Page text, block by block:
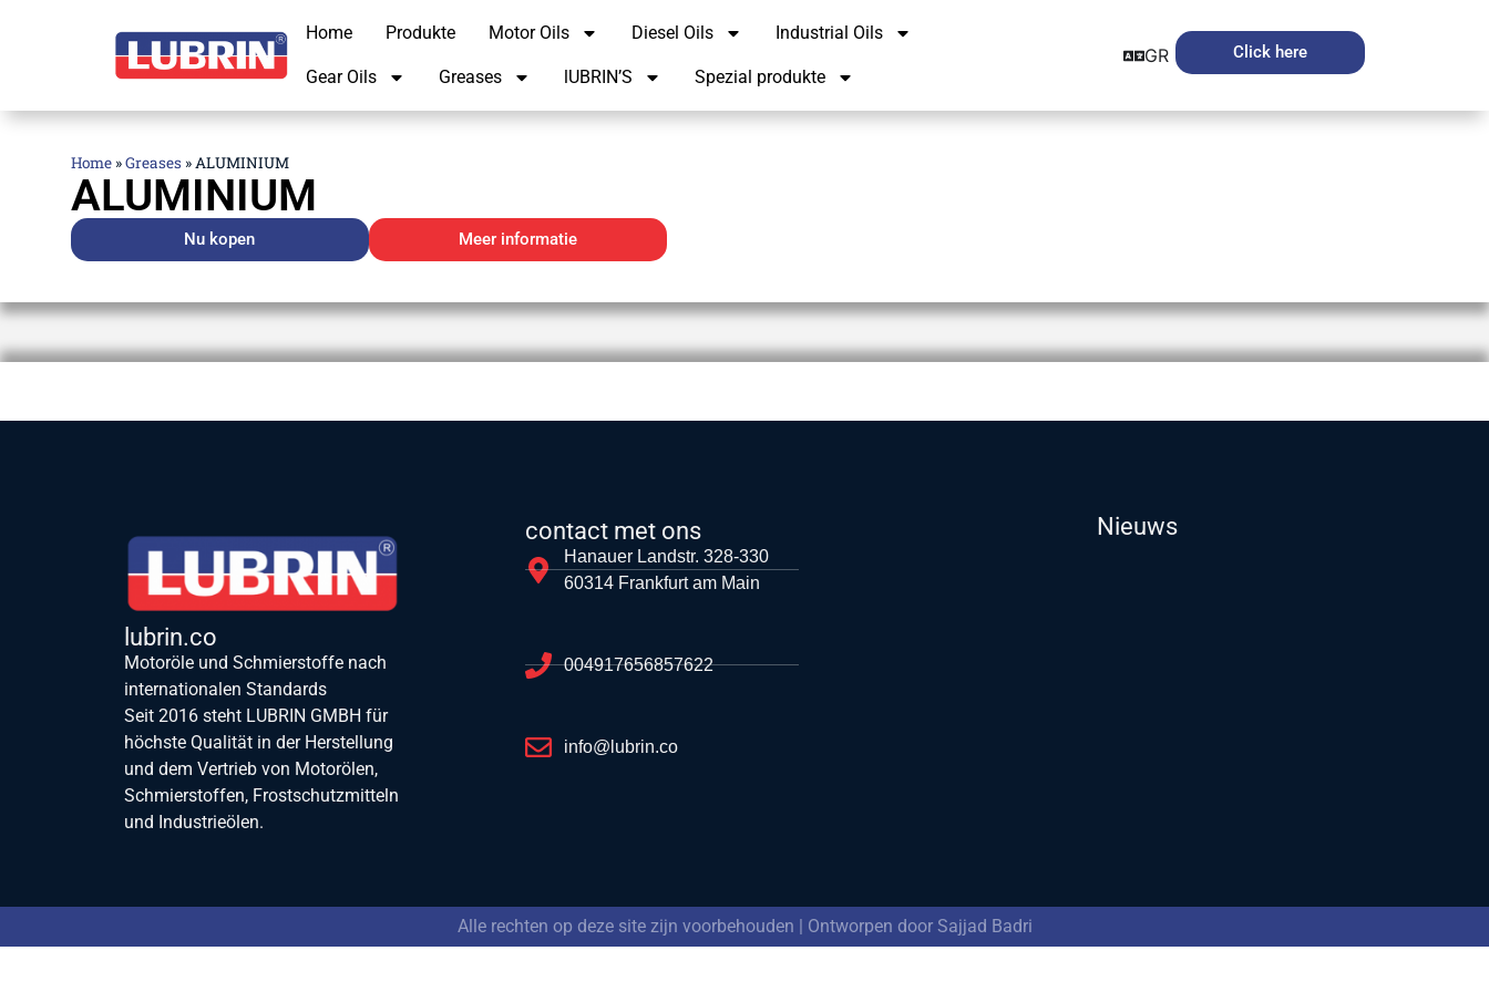
Home Produkte Motor Oils Diesel Oils Industrial Oils
Gear Oils Greases lUBRIN’S Spezial produkte
Click here
GR
Home»Greases »ALUMINIUM
ALUMINIUM
Nu kopen Meer informatie
lubrin.co
Motoröle und Schmierstoffe nach
internationalen Standards
Seit 2016 steht LUBRIN GMBH für
höchste Qualität in der Herstellung
und dem Vertrieb von Motorölen,
Schmierstoffen, Frostschutzmitteln
und Industrieölen.
contact met ons
Hanauer Landstr. 328-330
60314 Frankfurt am Main
004917656857622
info@lubrin.co
Nieuws
Alle rechten op deze site zijn voorbehouden | Ontworpen door Sajjad Badri